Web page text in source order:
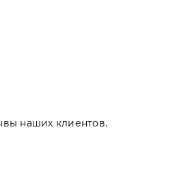
наших клиентов.